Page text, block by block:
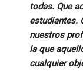
todas. Que
estudiantes.
nuestros
la que
cualquier